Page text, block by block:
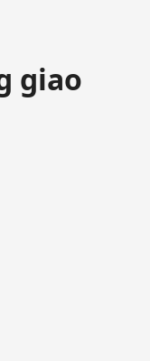
giao